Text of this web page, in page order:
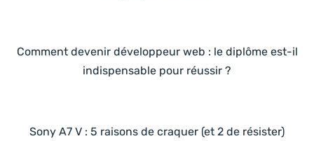
Comment devenir développeur web : le diplôme est-il
indispensable pour réussir ?
Sony A7 V : 5 raisons de craquer (et 2 de résister)